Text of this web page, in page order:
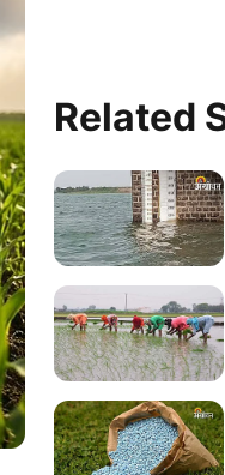
Related